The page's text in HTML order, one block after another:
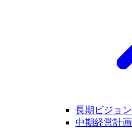
長期ビジョン
中期経営計